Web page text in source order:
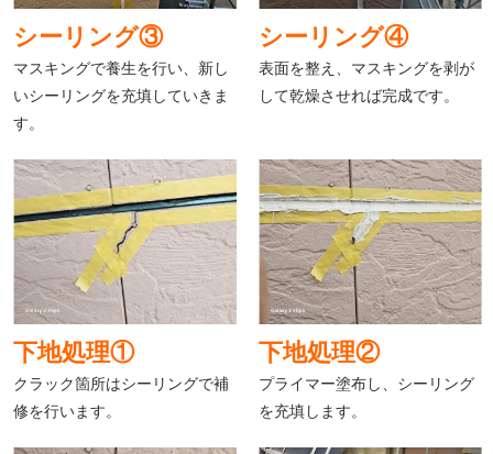
シーリング③
マスキングで養生を行い、新し
いシーリングを充填していきま
す。
シーリング④
表面を整え、マスキングを剥が
して乾燥させれば完成です。
下地処理①
クラック箇所はシーリングで補
修を行います。
下地処理②
プライマー塗布し、シーリング
を充填します。